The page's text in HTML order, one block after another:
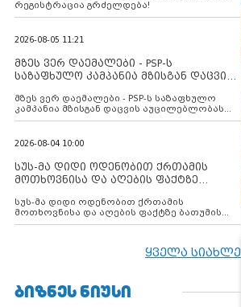
რეგისტრაცია გრძელდება!
2026-08-05 11:21
მზეს ვერ დაემალები - PSP-ს
საზაფხულო კამპანია მზისგან დაცვის
მზეს ვერ დაემალები - PSP-ს საზაფხულო
კამპანია მზისგან დაცვის აუცილებლობას
გვახსენებს
2026-08-04 10:00
სუს-მა დიდი ოდენობით ქრთამის
მოთხოვნისა და აღების ფაქტზე
დააკავა
სუს-მა დიდი ოდენობით ქრთამის
მოთხოვნისა და აღების ფაქტზე ბათუმის
მერიის თანამშრომელი დააკავა
ყველა სიახლე
ᲑᲘᲖᲜᲔᲡ ᲜᲘᲣᲡᲘ